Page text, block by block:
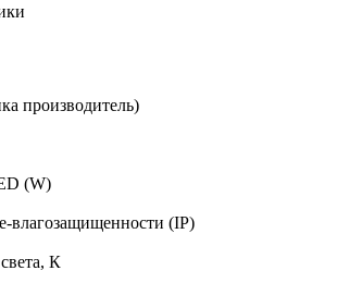
производитель)
(W)
влагозащищенности (IP)
К